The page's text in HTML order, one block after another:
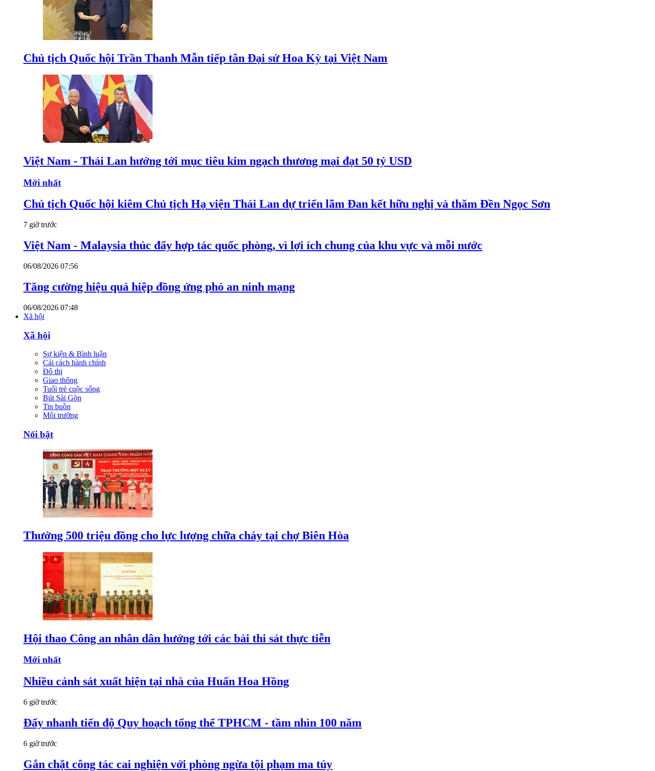
Chủ tịch Quốc hội Trần Thanh Mẫn tiếp tân Đại sứ Hoa Kỳ tại Việt Nam
Việt Nam - Thái Lan hướng tới mục tiêu kim ngạch thương mại đạt 50 tỷ USD
Mới nhất
Chủ tịch Quốc hội kiêm Chủ tịch Hạ viện Thái Lan dự triển lãm Đan kết hữu nghị và thăm Đền Ngọc Sơn
7 giờ trước
Việt Nam - Malaysia thúc đẩy hợp tác quốc phòng, vì lợi ích chung của khu vực và mỗi nước
06/08/2026 07:56
Tăng cường hiệu quả hiệp đồng ứng phó an ninh mạng
06/08/2026 07:48
Xã hội
Xã hội
Sự kiện & Bình luận
Cải cách hành chính
Đô thị
Giao thông
Tuổi trẻ cuộc sống
Bút Sài Gòn
Tin buồn
Môi trường
Nổi bật
Thưởng 500 triệu đồng cho lực lượng chữa cháy tại chợ Biên Hòa
Hội thao Công an nhân dân hướng tới các bài thi sát thực tiễn
Mới nhất
Nhiều cảnh sát xuất hiện tại nhà của Huấn Hoa Hồng
6 giờ trước
Đẩy nhanh tiến độ Quy hoạch tổng thể TPHCM - tầm nhìn 100 năm
6 giờ trước
Gắn chặt công tác cai nghiện với phòng ngừa tội phạm ma túy